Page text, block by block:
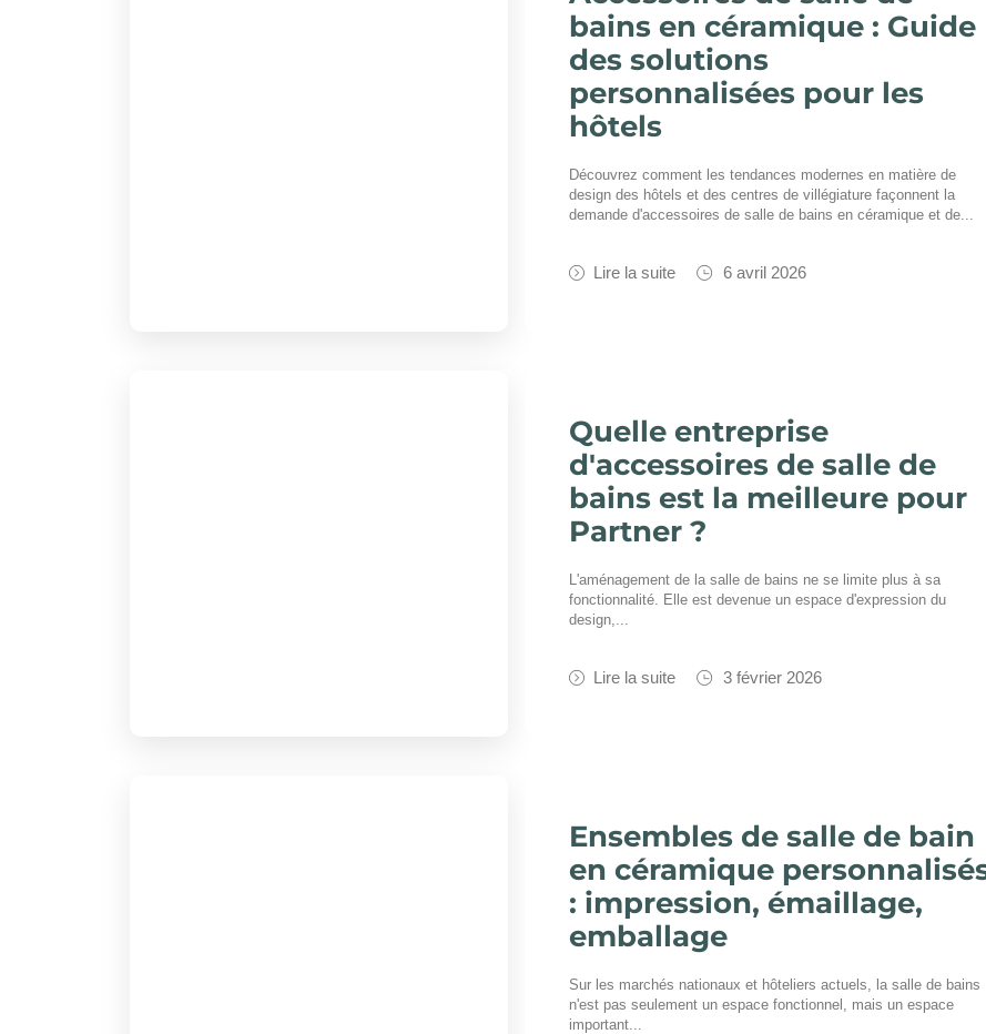
bains en céramique : Guide
des solutions
personnalisées pour les
hôtels
Découvrez comment les tendances modernes en matière de
design des hôtels et des centres de villégiature façonnent la
demande d'accessoires de salle de bains en céramique et de...
Lire la suite 6 avril 2026
Quelle entreprise
d'accessoires de salle de
bains est la meilleure pour
Partner ?
L'aménagement de la salle de bains ne se limite plus à sa
fonctionnalité. Elle est devenue un espace d'expression du
design,...
Lire la suite 3 février 2026
Ensembles de salle de bain
en céramique
: impression, émaillage,
emballage
Sur les marchés nationaux et hôteliers actuels, la salle de bains
n'est pas seulement un espace fonctionnel, mais un espace
important...